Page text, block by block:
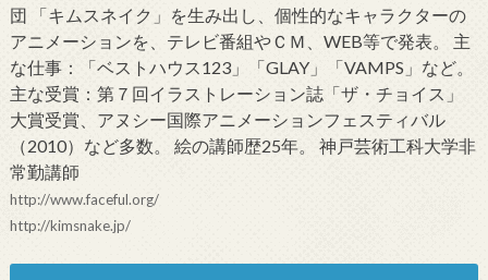
団 「キムスネイク」を生み出し、個性的なキャラクターの
アニメーションを、テレビ番組やＣＭ、WEB等で発表。 主
な仕事：「ベストハウス123」「GLAY」「VAMPS」など。
主な受賞：第７回イラストレーション誌「ザ・チョイス」
大賞受賞、アヌシー国際アニメーションフェスティバル
（2010）など多数。 絵の講師歴25年。 神戸芸術工科大学非
常勤講師
http://www.faceful.org/
http://kimsnake.jp/